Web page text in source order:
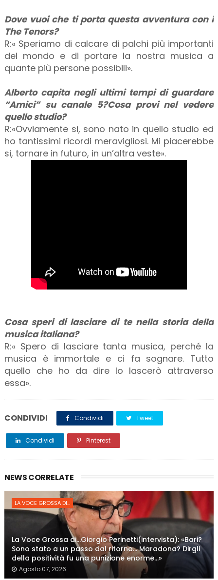
Dove vuoi che ti porta questa avventura con i
The Tenors?
R:« Speriamo di calcare di palchi più importanti
del mondo e di portare la nostra musica a
quante più persone possibili».
Alberto capita negli ultimi tempi di guardare
“Amici” su canale 5?Cosa provi nel vedere
quello studio?
R:«Ovviamente si, sono nato in quello studio ed
ho tantissimi ricordi meravigliosi. Mi piacerebbe
si, tornare in futuro, in un’altra veste».
Cosa speri di lasciare di te nella storia della
musica italiana?
R:« Spero di lasciare tanta musica, perché la
musica è immortale e ci fa sognare. Tutto
quello che ho da dire lo lascerò attraverso
essa».
CONDIVIDI Condividi Tweet
Condividi Pinterest
NEWS CORRELATE
LA VOCE GROSSA DI...
La Voce Grossa di…Giorgio Perinetti(intervista): «Bari?
Sono stato a un passo dal ritorno... Maradona? Dirgli
della positività fu una punizione enorme…»
Agosto 07, 2026